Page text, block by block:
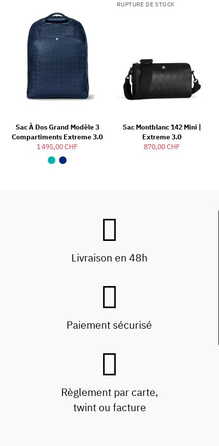
Sac À Dos Grand Modèle 3
Compartiments Extreme 3.0
1 495,00 CHF
RUPTURE DE STOCK
Sac Montblanc 142 Mini |
Extreme 3.0
870,00 CHF
Livraison en 48h
Paiement sécurisé
Règlement par carte,
twint ou facture